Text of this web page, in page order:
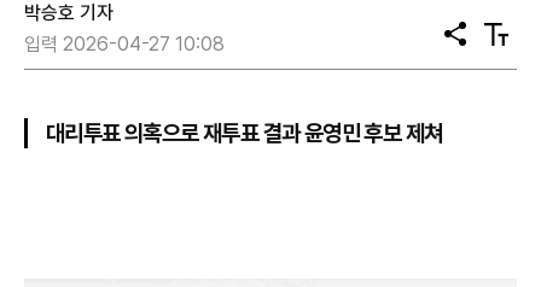
박승호 기자
입력 2026-04-27 10:08
공
유
텍
스
대리투표 의혹으로 재투표 결과 윤영민 후보 제쳐